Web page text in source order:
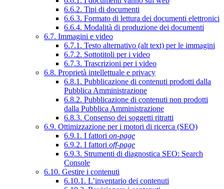
6.6.2. Tipi di documenti
6.6.3. Formato di lettura dei documenti elettronici
6.6.4. Modalità di produzione dei documenti
6.7. Immagini e video
6.7.1. Testo alternativo (alt text) per le immagini
6.7.2. Sottotitoli per i video
6.7.3. Trascrizioni per i video
6.8. Proprietà intellettuale e privacy
6.8.1. Pubblicazione di contenuti prodotti dalla
Pubblica Amministrazione
6.8.2. Pubblicazione di contenuti non prodotti
dalla Pubblica Amministrazione
6.8.3. Consenso dei soggetti ritratti
6.9. Ottimizzazione per i motori di ricerca (SEO)
6.9.1. I fattori on-page
6.9.2. I fattori off-page
6.9.3. Strumenti di diagnostica SEO: Search
Console
6.10. Gestire i contenuti
6.10.1. L’inventario dei contenuti